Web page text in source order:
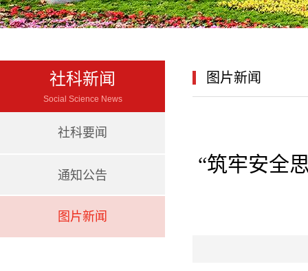
社科新闻
Social Science News
社科要闻
通知公告
图片新闻
图片新闻
“筑牢安全